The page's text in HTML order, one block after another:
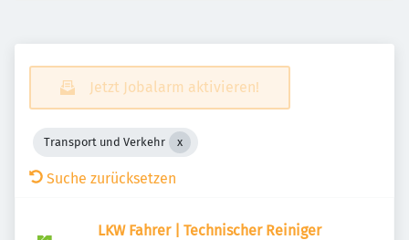
Jetzt Jobalarm aktivieren!
Transport und Verkehr
Suche zurücksetzen
LKW Fahrer | Technischer Reiniger